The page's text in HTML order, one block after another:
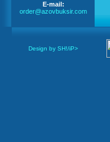
E-mail:
order@azovbuksir.com
Design by SH!/iP>